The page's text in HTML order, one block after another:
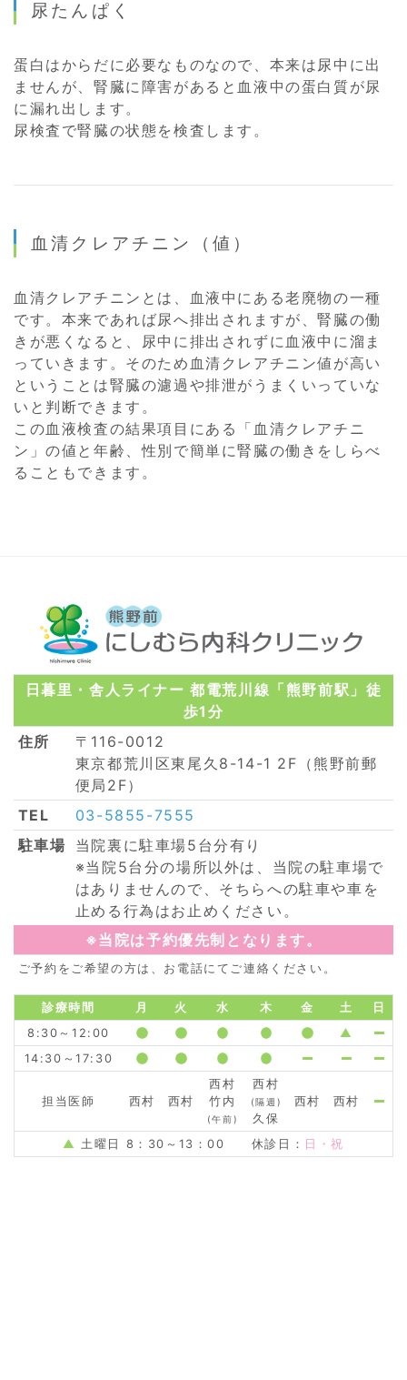
尿たんぱく
蛋白はからだに必要なものなので、本来は尿中に出
ませんが、腎臓に障害があると血液中の蛋白質が尿
に漏れ出します。
尿検査で腎臓の状態を検査します。
血清クレアチニン（値）
血清クレアチニンとは、血液中にある老廃物の一種
です。本来であれば尿へ排出されますが、腎臓の働
きが悪くなると、尿中に排出されずに血液中に溜ま
っていきます。そのため血清クレアチニン値が高い
ということは腎臓の濾過や排泄がうまくいっていな
いと判断できます。
この血液検査の結果項目にある「血清クレアチニ
ン」の値と年齢、性別で簡単に腎臓の働きをしらべ
ることもできます。
日暮里・舎人ライナー 都電荒川線「熊野前駅」徒
歩1分
住所
〒116-0012
東京都荒川区東尾久8-14-1 2F（熊野前郵
便局2F）
TEL
03-5855-7555
駐車場 当院裏に駐車場5台分有り
※当院5台分の場所以外は、当院の駐車場で
はありませんので、そちらへの駐車や車を
止める行為はお止めください。
※当院は予約優先制となります。
ご予約をご希望の方は、お電話にてご連絡ください。
診療時間 月 火 水 木 金 土
日
8:30～12:00
▲
14:30～17:30
担当医師 西村 西村
西村
竹内
(午前)
西村
(隔週)
久保
西村 西村
▲ 土曜日 8：30～13：00 休診日： 日・祝